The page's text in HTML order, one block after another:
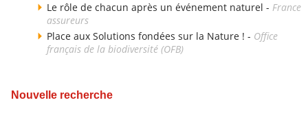
Le rôle de chacun après un événement naturel - France
assureurs
Place aux Solutions fondées sur la Nature ! - Office
français de la biodiversité (OFB)
Nouvelle recherche